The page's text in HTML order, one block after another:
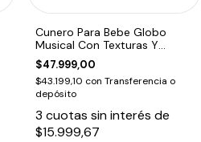
Cunero Para Bebe Globo
Musical Con Texturas Y
Sonajero
$47.999,00
$43.199,10 con Transferencia o
depósito
3 cuotas sin interés de
$15.999,67